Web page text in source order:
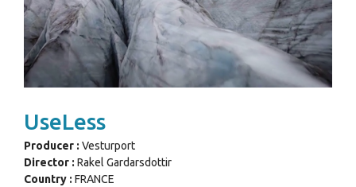
UseLess
Producer : Vesturport
Director : Rakel Gardarsdottir
Country : FRANCE